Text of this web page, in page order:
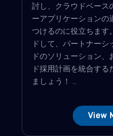
討し、クラウドベース
ーアプリケーションの
つけるのに役立ちます
ドして、パートナーシ
ドのソリューション、
ド採用計画を統合する
ましょう！ ...
View